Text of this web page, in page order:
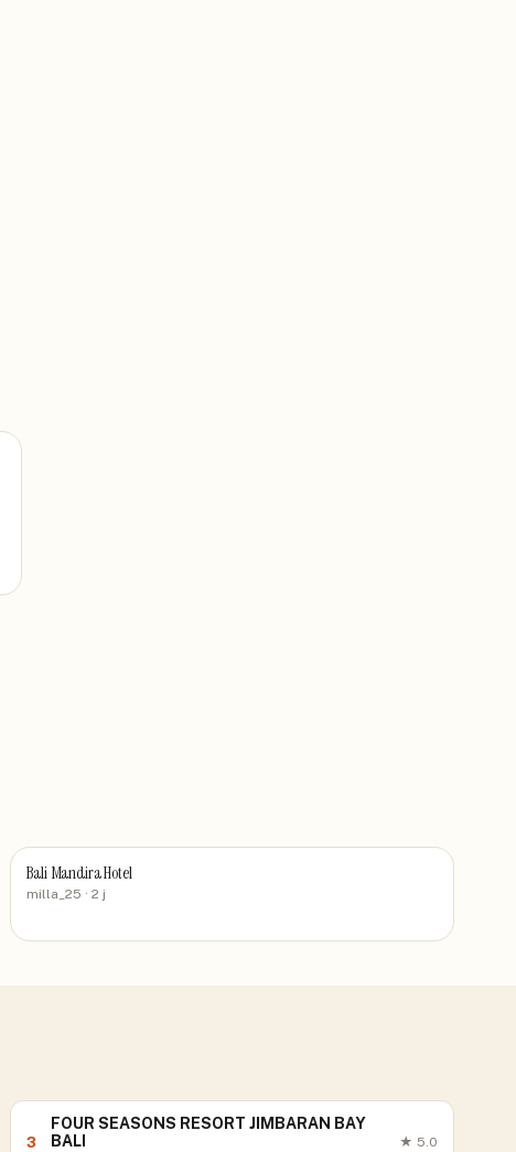
Bali Mandira Hotel
milla_25 · 2 j
3
FOUR SEASONS RESORT JIMBARAN BAY
BALI
★ 5.0